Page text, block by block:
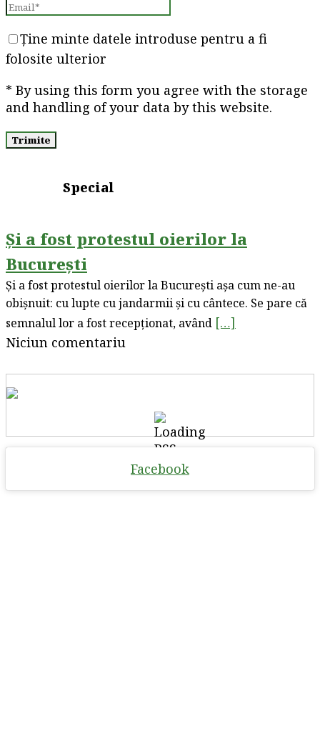
Ține minte datele introduse pentru a fi
folosite ulterior
* By using this form you agree with the storage
and handling of your data by this website.
Special
Și a fost protestul oierilor la
București
Și a fost protestul oierilor la București așa cum ne-au
obișnuit: cu lupte cu jandarmii și cu cântece. Se pare că
semnalul lor a fost recepționat, având […]
Niciun comentariu
Facebook